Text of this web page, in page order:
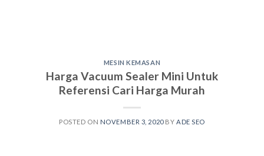
MESIN KEMASAN
Harga Vacuum Sealer Mini Untuk
Referensi Cari Harga Murah
POSTED ON NOVEMBER 3, 2020BY ADE SEO